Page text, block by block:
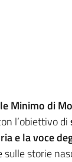
Minimo di
l’obiettivo di
e la voce
storie